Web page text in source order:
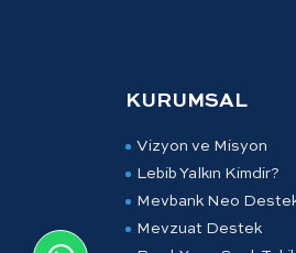
KURUMSAL
Vizyon ve Misyon
Lebib Yalkın Kimdir?
Mevbank Neo
Mevzuat Destek